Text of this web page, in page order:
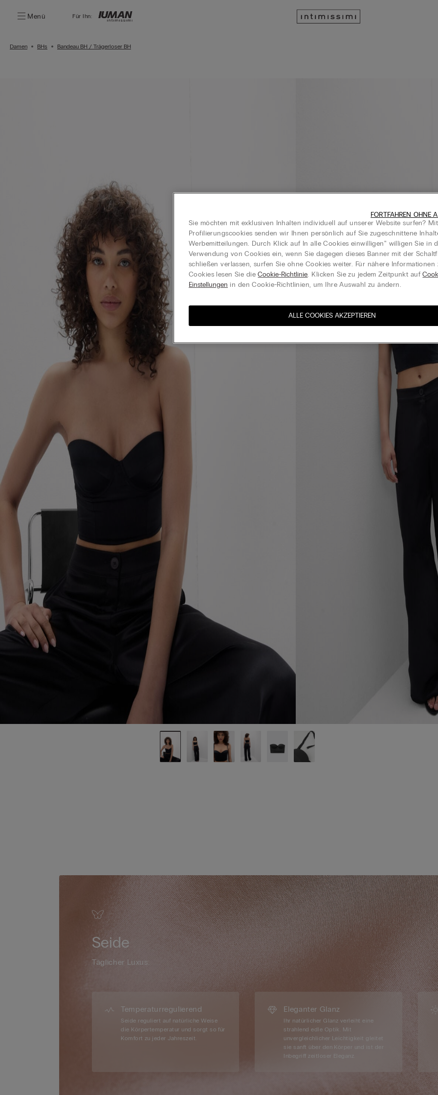
Menü Für Ihn:
Damen BHs Bandeau BH / Trägerloser BH
Seide
Täglicher Luxus.
Temperaturregulierend
Seide reguliert auf natürliche Weise
die Körpertemperatur und sorgt so für
Komfort zu jeder Jahreszeit.
Eleganter Glanz
Ihr natürlicher Glanz verleiht eine
strahlend edle Optik. Mit
unvergleichlicher Leichtigkeit gleitet
sie sanft über den Körper und ist der
Inbegriff zeitloser Eleganz.
Sie möchten mit exklusiven Inhalten individuell auf unserer Website surfen?
Profilierungscookies senden wir Ihnen persönlich auf Sie zugeschnittene
Werbemitteilungen. Durch Klick auf In alle Cookies einwilligen‟ willigen Sie in
Verwendung von Cookies ein, wenn Sie dagegen dieses Banner mit der
schließen verlassen, surfen Sie ohne Cookies weiter. Für nähere Informationen
Cookies lesen Sie dieCookie-Richtlinie. Klicken Sie zu jedem Zeitpunkt auf
Einstellungen in den Cookie-Richtlinien, um Ihre Auswahl zu ändern.
ALLE COOKIES AKZEPTIEREN
FORTFAHREN OHNE